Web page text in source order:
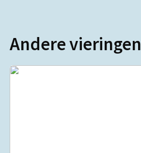
Andere vieringen